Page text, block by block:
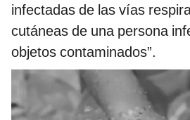
infectadas de las vías
cutáneas de una persona
objetos contaminados”.